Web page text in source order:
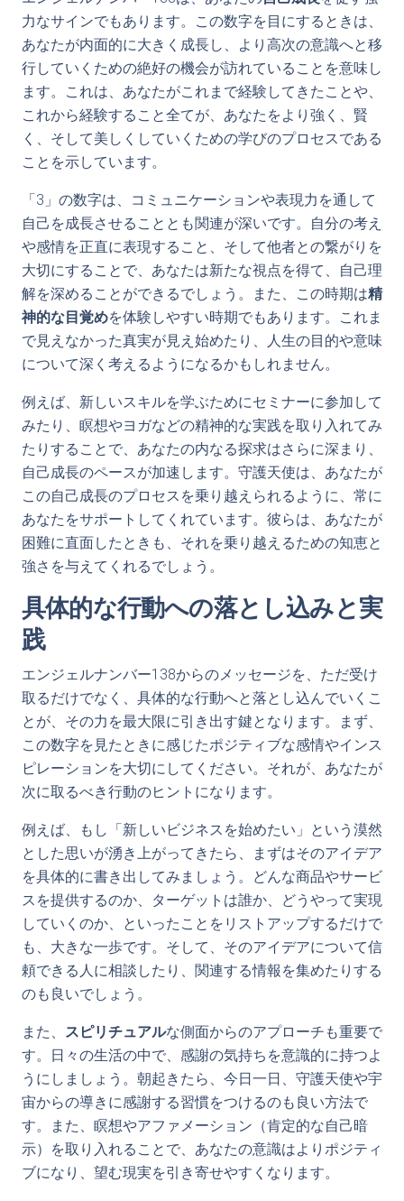
力なサインでもあります。この数字を目にするときは、
あなたが内面的に大きく成長し、より高次の意識へと移
行していくための絶好の機会が訪れていることを意味し
ます。これは、あなたがこれまで経験してきたことや、
これから経験すること全てが、あなたをより強く、賢
く、そして美しくしていくための学びのプロセスである
ことを示しています。
「3」の数字は、コミュニケーションや表現力を通して
自己を成長させることとも関連が深いです。自分の考え
や感情を正直に表現すること、そして他者との繋がりを
大切にすることで、あなたは新たな視点を得て、自己理
解を深めることができるでしょう。また、この時期は精
神的な目覚めを体験しやすい時期でもあります。これま
で見えなかった真実が見え始めたり、人生の目的や意味
について深く考えるようになるかもしれません。
例えば、新しいスキルを学ぶためにセミナーに参加して
みたり、瞑想やヨガなどの精神的な実践を取り入れてみ
たりすることで、あなたの内なる探求はさらに深まり、
自己成長のペースが加速します。守護天使は、あなたが
この自己成長のプロセスを乗り越えられるように、常に
あなたをサポートしてくれています。彼らは、あなたが
困難に直面したときも、それを乗り越えるための知恵と
強さを与えてくれるでしょう。
具体的な行動への落とし込みと実
践
エンジェルナンバー138からのメッセージを、ただ受け
取るだけでなく、具体的な行動へと落とし込んでいくこ
とが、その力を最大限に引き出す鍵となります。まず、
この数字を見たときに感じたポジティブな感情やインス
ピレーションを大切にしてください。それが、あなたが
次に取るべき行動のヒントになります。
例えば、もし「新しいビジネスを始めたい」という漠然
とした思いが湧き上がってきたら、まずはそのアイデア
を具体的に書き出してみましょう。どんな商品やサービ
スを提供するのか、ターゲットは誰か、どうやって実現
していくのか、といったことをリストアップするだけで
も、大きな一歩です。そして、そのアイデアについて信
頼できる人に相談したり、関連する情報を集めたりする
のも良いでしょう。
また、 スピリチュアルな側面からのアプローチも重要で
す。日々の生活の中で、感謝の気持ちを意識的に持つよ
うにしましょう。朝起きたら、今日一日、守護天使や宇
宙からの導きに感謝する習慣をつけるのも良い方法で
す。また、瞑想やアファメーション（肯定的な自己暗
示）を取り入れることで、あなたの意識はよりポジティ
ブになり、望む現実を引き寄せやすくなります。